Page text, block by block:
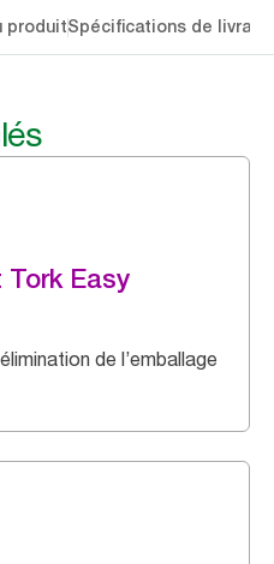
produitSpécifications de
Easy
de l’emballage